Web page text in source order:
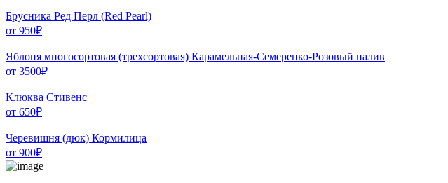
Брусника Ред Перл (Red Pearl)
от 950₽
Яблоня многосортовая (трехсортовая) Карамельная-Семеренко-Розовый налив
от 3500₽
Клюква Стивенс
от 650₽
Черевишня (дюк) Кормилица
от 900₽